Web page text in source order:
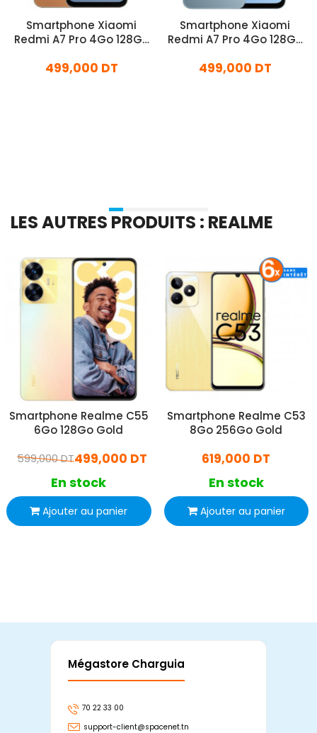
Smartphone Xiaomi
Redmi A7 Pro 4Go 128Go
499,000 DT
Smartphone Xiaomi
Redmi A7 Pro 4Go 128Go
499,000 DT
LES AUTRES PRODUITS : REALME
Smartphone Realme C55
6Go 128Go Gold
499,000 DT
599,000 DT
En stock
Ajouter au panier
Smartphone Realme C53
8Go 256Go Gold
619,000 DT
En stock
Ajouter au panier
Mégastore Charguia
70 22 33 00
support-client@spacenet.tn